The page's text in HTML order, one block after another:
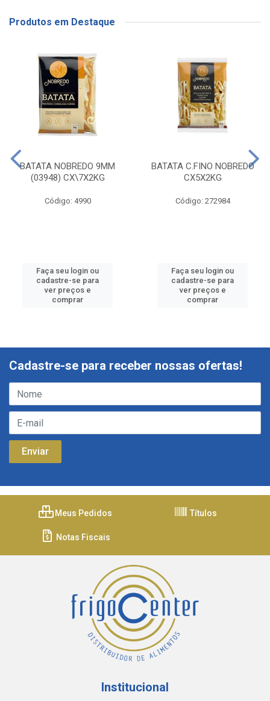
Produtos em Destaque
BATATA NOBREDO 9MM
(03948) CX\7X2KG
Código: 4990
Faça seu login ou
cadastre-se para
ver preços e
comprar
BATATA C.FINO NOBREDO
CX5X2KG
Código: 272984
Faça seu login ou
cadastre-se para
ver preços e
comprar
Cadastre-se para receber nossas ofertas!
Meus Pedidos Títulos
Notas Fiscais
Institucional